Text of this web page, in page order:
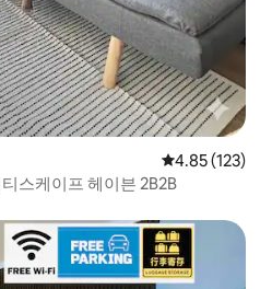
평점 4.85점(5
4.85 (123)
스케이프 헤이븐 2B2B